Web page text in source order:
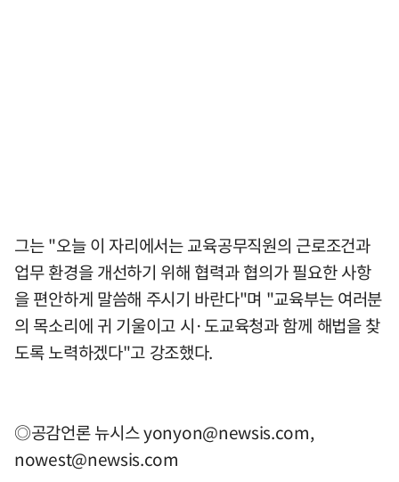
그는 "오늘 이 자리에서는 교육공무직원의 근로조건과
업무 환경을 개선하기 위해 협력과 협의가 필요한 사항
을 편안하게 말씀해 주시기 바란다"며 "교육부는 여러분
의 목소리에 귀 기울이고 시·도교육청과 함께 해법을 찾
도록 노력하겠다"고 강조했다.
◎공감언론 뉴시스yonyon@newsis.com,
nowest@newsis.com